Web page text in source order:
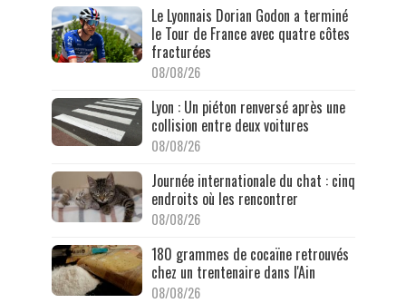
Le Lyonnais Dorian Godon a terminé
le Tour de France avec quatre côtes
fracturées
08/08/26
Lyon : Un piéton renversé après une
collision entre deux voitures
08/08/26
Journée internationale du chat : cinq
endroits où les rencontrer
08/08/26
180 grammes de cocaïne retrouvés
chez un trentenaire dans l'Ain
08/08/26